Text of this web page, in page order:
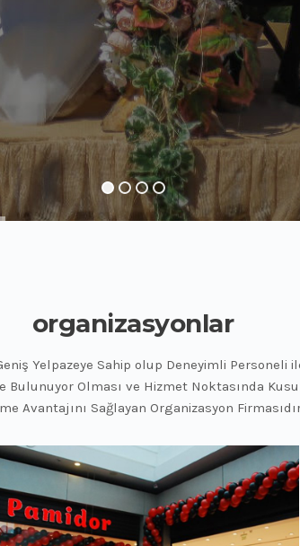
organizasyonlar
Yelpazeye Sahip olup Deneyimli Personeli
Bulunuyor Olması ve Hizmet Noktasında
Avantajını Sağlayan Organizasyon